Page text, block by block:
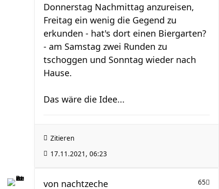
Donnerstag Nachmittag anzureisen,
Freitag ein wenig die Gegend zu
erkunden - hat's dort einen Biergarten?
- am Samstag zwei Runden zu
tschoggen und Sonntag wieder nach
Hause.
Das wäre die Idee...
Zitieren
17.11.2021, 06:23
65
von nachtzeche